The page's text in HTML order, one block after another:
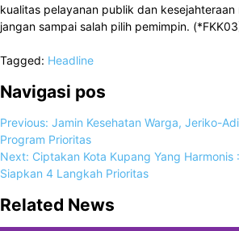
kualitas pelayanan publik dan
jangan sampai salah pilih pemimpin.
Tagged: Headline
Navigasi pos
Previous: Jamin Kesehatan Warga, Jeriko-
Program Prioritas
Next: Ciptakan Kota Kupang Yang Harmonis
Siapkan 4 Langkah Prioritas
Related News